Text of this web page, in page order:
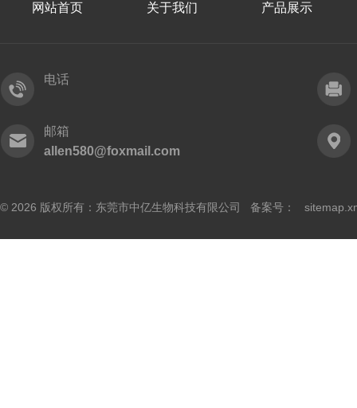
网站首页 关于我们 产品展示
电话
邮箱
allen580@foxmail.com
© 2026 版权所有：东莞市中亿生物科技有限公司 备案号：